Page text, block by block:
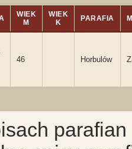
WIEK
M
WIEK
K
PARAFIA
46 Horbulów